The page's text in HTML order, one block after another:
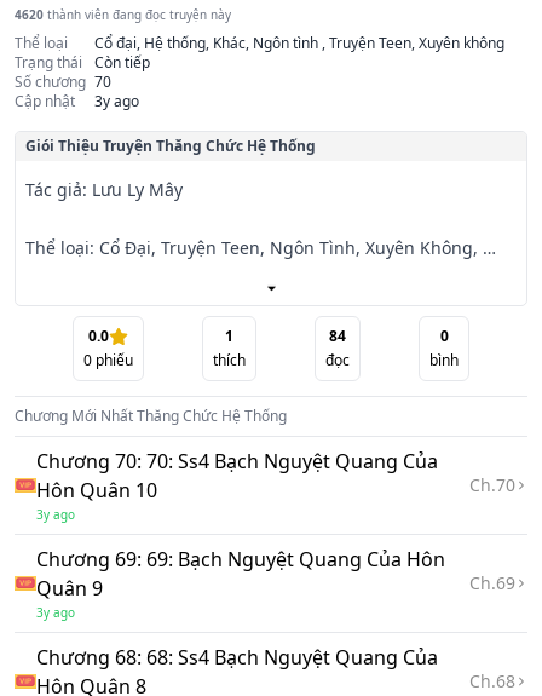
4620 thành viên đang đọc truyện này
Thể loại
Cổ đại, Hệ thống, Khác, Ngôn tình , Truyện Teen, Xuyên không
Trạng thái
Còn tiếp
Số chương 70
Cập nhật
3y ago
Giói Thiệu Truyện Thăng Chức Hệ Thống
Tác giả: Lưu Ly Mây
Thể loại: Cổ Đại, Truyện Teen, Ngôn Tình, Xuyên Không,
Giới thiệu:
Ái Linh đã tử vong, nhưng được hồi sinh với một hệ thống
đặc biệt. Từ đó, cô trở thành một "điệp viên" của hệ thống
và phải hoàn
thành nhiệm vụ mà nó đặt nhiên, hệ thống của cô thường
xuyên khiến cô rơi vào tình huống nguy hiểm. Ái Linh
không thể hiểu tại sao
mình lại gặp nhiều rắc rối kể từ khi lấy nó.
Trong khi đó, hệ thống không chịu đảm trách việc xảy ra
những vấn đề. Nó chỉ biết giải thích rằng tất cả đều là do
Ái Linh, chứ
0.0
0 phiếu
1
thích
84
đọc
0
bình
Chương Mới NhấtThăng Chức Hệ Thống
Chương 70: 70: Ss4 Bạch Nguyệt Quang Của
Hôn Quân 10
3y ago
Ch.70
Chương 69: 69: Bạch Nguyệt Quang Của Hôn
Quân 9
3y ago
Ch.69
Chương 68: 68: Ss4 Bạch Nguyệt Quang Của
Hôn Quân 8
Ch.68